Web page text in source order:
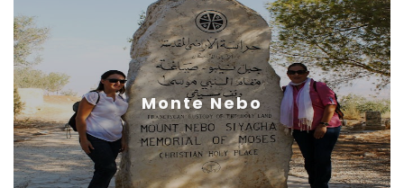
Monte Nebo